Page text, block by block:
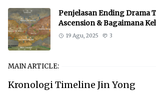
Penjelasan Ending Drama
Ascension & Bagaimana
19 Agu, 2025 3
MAIN ARTICLE:
Kronologi Timeline Jin Yong